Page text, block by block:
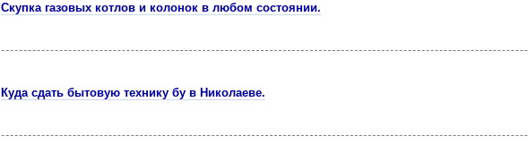
Скупка газовых котлов и колонок в любом состоянии.
Куда сдать бытовую технику бу в Николаеве.